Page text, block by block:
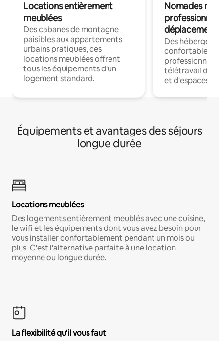
Locations entièrement
meublées
Des cabanes de montagne
paisibles aux appartements
urbains pratiques, ces
locations meublées offrent
tous les équipements d'un
logement standard.
Nomades
déplacement
Des
confortables
professionnels
télétravail
et d'espaces
Équipements et avantages des séjours
longue durée
Locations meublées
Des logements entièrement meublés avec une cuisine,
le wifi et les équipements dont vous avez besoin pour
vous installer confortablement pendant un mois ou
plus. C'est l'alternative parfaite à une location
moyenne ou longue durée.
La flexibilité qu'il vous faut